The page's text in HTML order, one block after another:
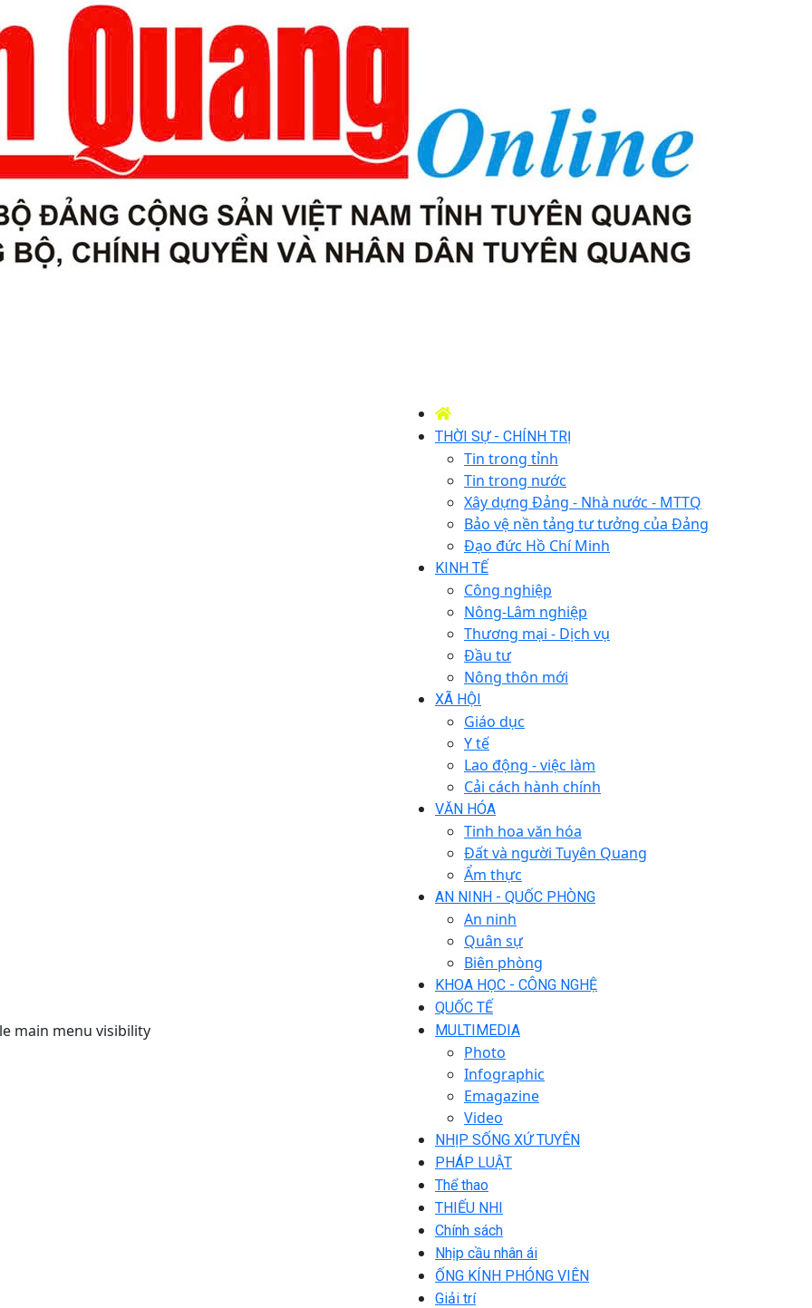
main menu visibility
THỜI SỰ - CHÍNH TRỊ
Tin trong tỉnh
Tin trong nước
Xây dựng Đảng - Nhà nước - MTTQ
Bảo vệ nền tảng tư tưởng của Đảng
Đạo đức Hồ Chí Minh
KINH TẾ
Công nghiệp
Nông-Lâm nghiệp
Thương mại - Dịch vụ
Đầu tư
Nông thôn mới
XÃ HỘI
Giáo dục
Y tế
Lao động - việc làm
Cải cách hành chính
VĂN HÓA
Tinh hoa văn hóa
Đất và người Tuyên Quang
Ẩm thực
AN NINH - QUỐC PHÒNG
An ninh
Quân sự
Biên phòng
KHOA HỌC - CÔNG NGHỆ
QUỐC TẾ
MULTIMEDIA
Photo
Infographic
Emagazine
Video
NHỊP SỐNG XỨ TUYÊN
PHÁP LUẬT
Thể thao
THIẾU NHI
Chính sách
Nhịp cầu nhân ái
ỐNG KÍNH PHÓNG VIÊN
Giải trí